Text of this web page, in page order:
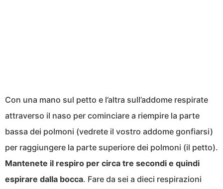
Con una mano sul petto e l’altra sull’addome respirate
attraverso il naso per cominciare a riempire la parte
bassa dei polmoni (vedrete il vostro addome gonfiarsi)
per raggiungere la parte superiore dei polmoni (il petto).
Mantenete il respiro per circa tre secondi e quindi
espirare dalla bocca. Fare da sei a dieci respirazioni